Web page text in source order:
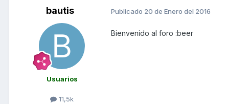
bautis
Usuarios
11,5k
Publicado 20 de Enero del 2016
Bienvenido al foro :beer